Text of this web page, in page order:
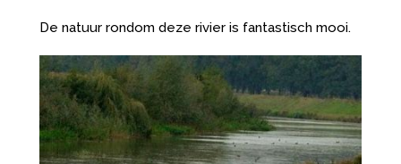
De natuur rondom deze rivier is fantastisch mooi.